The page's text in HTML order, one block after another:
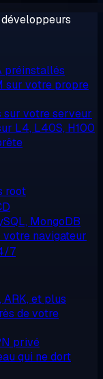
préinstallés
sur votre propre
sur votre serveur
L4, L40S, H100
root
MongoDB
votre navigateur
7
ARK, et plus
de votre
privé
qui ne dort